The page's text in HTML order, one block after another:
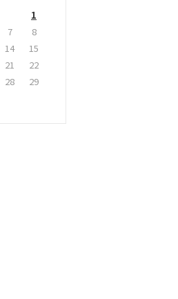
1
7
8
14
15
21
22
28
29